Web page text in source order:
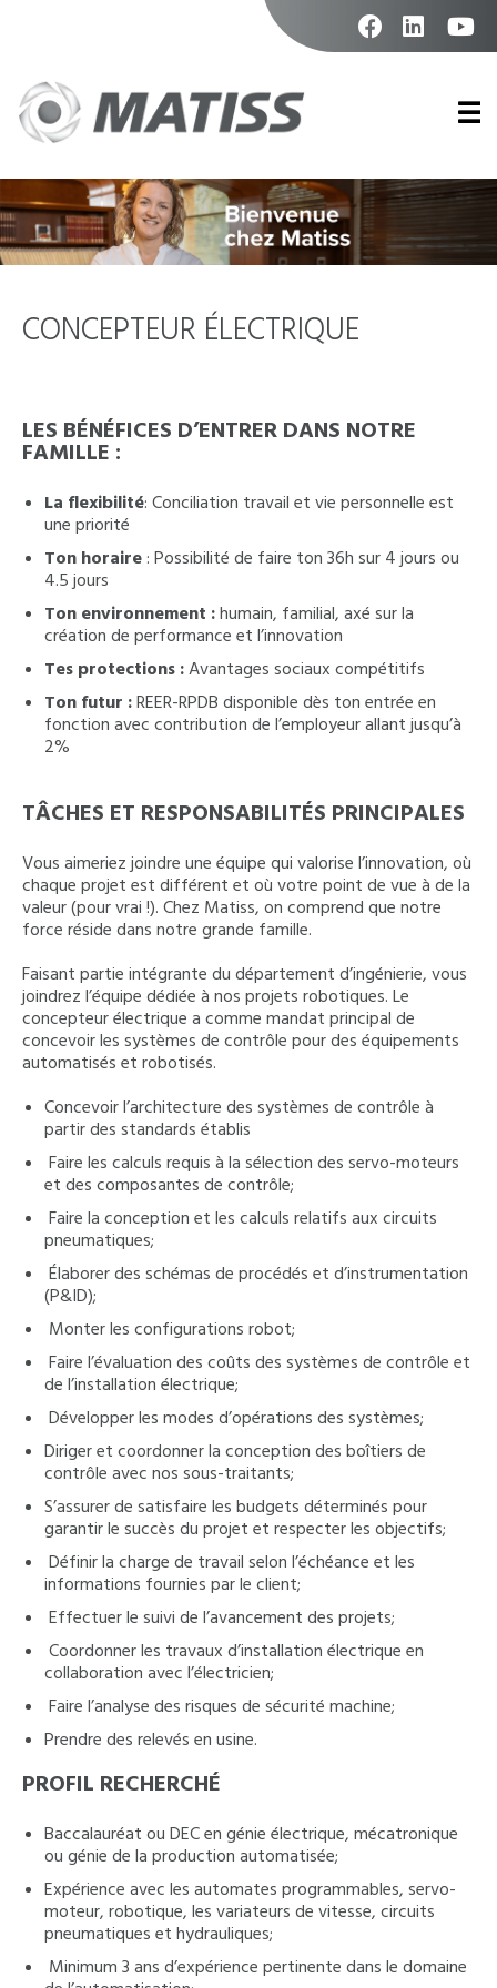
facebooklinkedin
CONCEPTEUR ÉLECTRIQUE
LES BÉNÉFICES D’ENTRER DANS NOTRE
FAMILLE :
La flexibilité: Conciliation travail et vie personnelle est
une priorité
Ton horaire : Possibilité de faire ton 36h sur 4 jours ou
4.5 jours
Ton environnement :humain, familial, axé sur la
création de performance et l’innovation
Tes protections :Avantages sociaux compétitifs
Ton futur :REER-RPDB disponible dès ton entrée en
fonction avec contribution de l’employeur allant jusqu’à
2%
TÂCHES ET RESPONSABILITÉS PRINCIPALES
Vous aimeriez joindre une équipe qui valorise l’innovation, où
chaque projet est différent et où votre point de vue à de la
valeur (pour vrai !). Chez Matiss, on comprend que notre
force réside dans notre grande famille.
Faisant partie intégrante du département d’ingénierie, vous
joindrez l’équipe dédiée à nos projets robotiques. Le
concepteur électrique a comme mandat principal de
concevoir les systèmes de contrôle pour des équipements
automatisés et robotisés.
Concevoir l’architecture des systèmes de contrôle à
partir des standards établis
Faire les calculs requis à la sélection des servo-moteurs
et des composantes de contrôle;
Faire la conception et les calculs relatifs aux circuits
pneumatiques;
Élaborer des schémas de procédés et d’instrumentation
(P&ID);
Monter les configurations robot;
Faire l’évaluation des coûts des systèmes de contrôle et
de l’installation électrique;
Développer les modes d’opérations des systèmes;
Diriger et coordonner la conception des boîtiers de
contrôle avec nos sous-traitants;
S’assurer de satisfaire les budgets déterminés pour
garantir le succès du projet et respecter les objectifs;
Définir la charge de travail selon l’échéance et les
informations fournies par le client;
Effectuer le suivi de l’avancement des projets;
Coordonner les travaux d’installation électrique en
collaboration avec l’électricien;
Faire l’analyse des risques de sécurité machine;
Prendre des relevés en usine.
PROFIL RECHERCHÉ
Baccalauréat ou DEC en génie électrique, mécatronique
ou génie de la production automatisée;
Expérience avec les automates programmables, servo-
moteur, robotique, les variateurs de vitesse, circuits
pneumatiques et hydrauliques;
Minimum 3 ans d’expérience pertinente dans le domaine